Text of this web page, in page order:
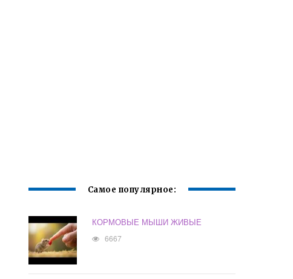
Самое популярное:
КОРМОВЫЕ МЫШИ ЖИВЫЕ
6667